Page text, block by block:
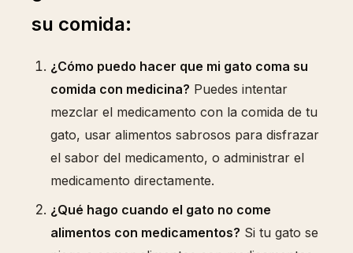
su comida:
¿Cómo puedo hacer que mi gato coma su
comida con medicina? Puedes intentar
mezclar el medicamento con la comida de tu
gato, usar alimentos sabrosos para disfrazar
el sabor del medicamento, o administrar el
medicamento directamente.
¿Qué hago cuando el gato no come
alimentos con medicamentos? Si tu gato se